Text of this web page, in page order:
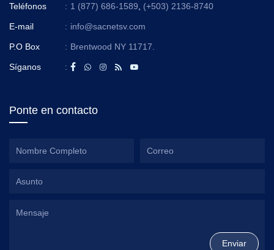
Teléfonos : 1 (877) 686-1589 (+503) 2136-8740
E-mail : info@sacnetsv.com
P.O Box : Brentwood NY 11717.
Síganos :
Ponte en contacto